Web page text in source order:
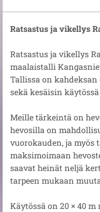
Ratsastus ja vikellys
Ratsastus ja vikellys
maalaistalli
Tallissa on kahdeksan
sekä kesäisin
Meille tärkeintä on
hevosilla on
vuorokauden, ja
maksimoimaan
saavat heinät neljä
tarpeen mukaan
Käytössä on 20 × 40